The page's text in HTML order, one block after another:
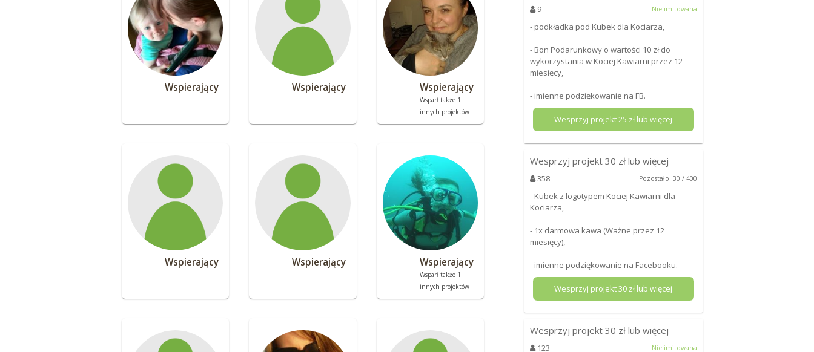
Wspierający Wspierający Wspierający
Wsparł także 1
innych projektów
Wspierający Wspierający Wspierający
Wsparł także 1
innych projektów
9 Nielimitowana
- podkładka pod Kubek dla Kociarza,
- Bon Podarunkowy o wartości 10 zł do
wykorzystania w Kociej Kawiarni przez 12
miesięcy,
- imienne podziękowanie na FB.
Wesprzyj projekt25 zł lub więcej
Wesprzyj projekt30 zł lub więcej
358 Pozostało: 30 / 400
- Kubek z logotypem Kociej Kawiarni dla
Kociarza,
- 1x darmowa kawa (Ważne przez 12
miesięcy),
- imienne podziękowanie na Facebooku.
Wesprzyj projekt30 zł lub więcej
Wesprzyj projekt30 zł lub więcej
123 Nielimitowana